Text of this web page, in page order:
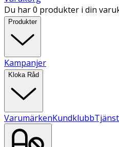
Du har 0 produkter i din
Produkter
Kampanjer
Kloka Råd
VarumärkenKundklubb